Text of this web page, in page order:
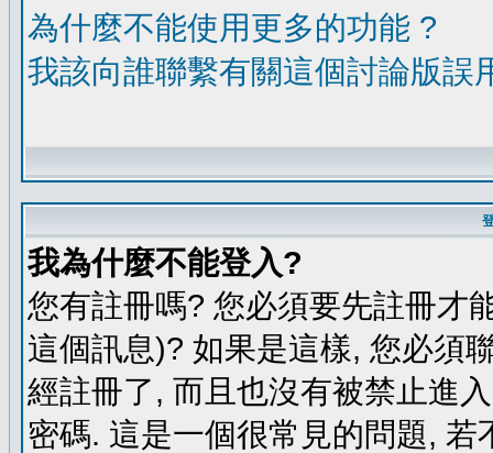
為什麼不能使用更多的功能 ?
我該向誰聯繫有關這個討論版誤
我為什麼不能登入?
您有註冊嗎? 您必須要先註冊才
這個訊息)? 如果是這樣, 您必須
經註冊了, 而且也沒有被禁止進
密碼. 這是一個很常見的問題,